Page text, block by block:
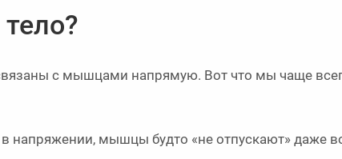
с мышцами напрямую. Вот что мы чаще
напряжении, мышцы будто «не отпускают» даже